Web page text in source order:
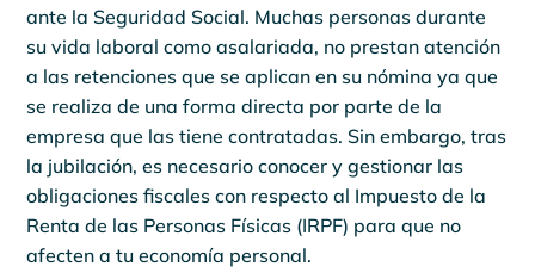
ante la Seguridad Social. Muchas personas durante
su vida laboral como asalariada, no prestan atención
a las retenciones que se aplican en su nómina ya que
se realiza de una forma directa por parte de la
empresa que las tiene contratadas. Sin embargo, tras
la jubilación, es necesario conocer y gestionar las
obligaciones fiscales con respecto al Impuesto de la
Renta de las Personas Físicas (IRPF) para que no
afecten a tu economía personal.